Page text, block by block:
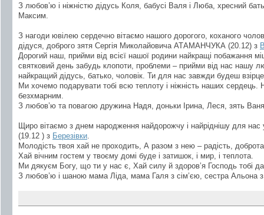
З любов’ю і ніжністю дідусь Коля, бабусі Валя і Люба, хресний
Максим.
З нагоди ювілею сердечно вітаємо нашого дорогого, коханого
дідуся, доброго зятя Сергія Миколайовича АТАМАНЧУКА (20.12) з
Дорогий наш, прийми від всієї нашої родини найкращі побажання
святковий день забудь клопоти, проблеми – прийми від нас нашу
найкращий дідусь, батько, чоловік. Ти для нас завжди будеш
Ми хочемо подарувати тобі всю теплоту і ніжність наших
безхмарним.
З любов’ю та повагою дружина Надя, доньки Ірина, Леся, зять
Щиро вітаємо з днем народження найдорожчу і найріднішу для
(19.12 ) з Березівки
Молодість твоя хай не проходить, А разом з нею – радість,
Хай вічним гостем у твоєму домі буде і затишок, і мир, і теплота.
Ми дякуєм Богу, що ти у нас є, Хай силу й здоров’я Господь тобі
З любов’ю і шаною мама Ліда, мама Галя з сім’єю, сестра Альона